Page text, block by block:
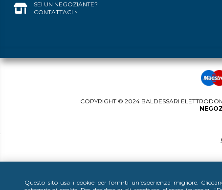
Questo sito usa i cookie per fornirti un'esperienza migliore.
SEI UN NEGOZIANTE?
CONTATTACI >
COPYRIGHT © 2024 BALDESSARI